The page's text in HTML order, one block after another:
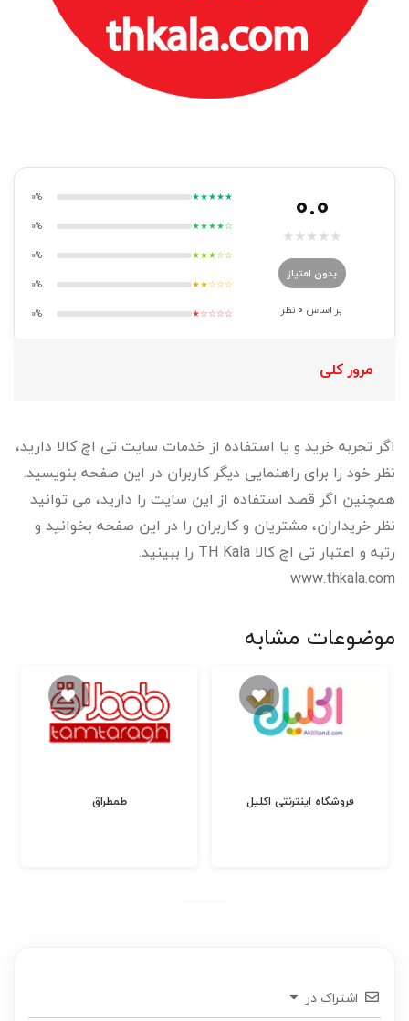
0.0
★
★
★
★
★
بدون امتیاز
بر اساس 0 نظر
★★★★★
0%
★★★★☆
0%
★★★☆☆
0%
★★☆☆☆
0%
★☆☆☆☆
0%
مرور کلی
اگر تجربه خرید و یا استفاده از خدمات سایت تی اچ کالا دارید،
نظر خود را برای راهنمایی دیگر کاربران در این صفحه بنویسید.
همچنین اگر قصد استفاده از این سایت را دارید، می توانید
نظر خریداران، مشتریان و کاربران را در این صفحه بخوانید و
رتبه و اعتبار تی اچ کالا TH Kala را ببینید.
www.thkala.com
موضوعات مشابه
طمطراق فروشگاه اینترنتی اکلیل
اشتراک در